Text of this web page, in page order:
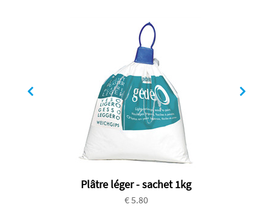
Plâtre léger - sachet 1kg
€ 5.80